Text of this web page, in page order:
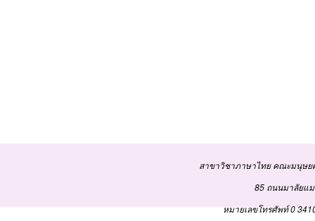
สาขาวิชาภาษาไทย คณะมนุษ
85 ถนนมาลัยแม
หมายเลขโทรศัพท์ 0